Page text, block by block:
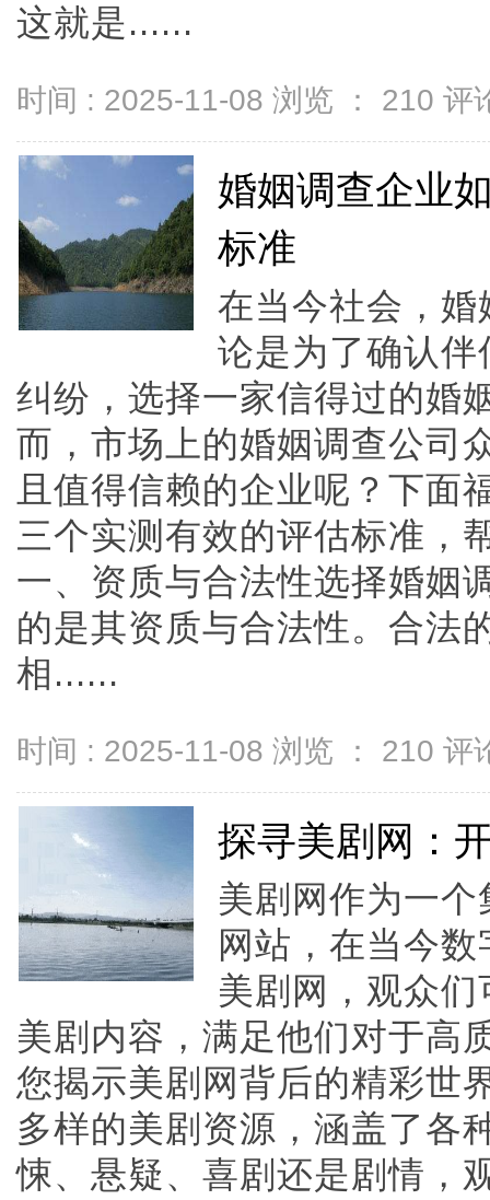
这就是......
时间 : 2025-11-08 浏览 ： 210 评
婚姻调查企业
标准
在当今社会，
论是为了确认
纠纷，选择一家信得过的婚
而，市场上的婚姻调查公司
且值得信赖的企业呢？下面
三个实测有效的评估标准，
一、资质与合法性选择婚姻
的是其资质与合法性。合法
相......
时间 : 2025-11-08 浏览 ： 210 评
探寻美剧网：
美剧网作为一
网站，在当今
美剧网，观众
美剧内容，满足他们对于高
您揭示美剧网背后的精彩世
多样的美剧资源，涵盖了各
悚、悬疑、喜剧还是剧情，